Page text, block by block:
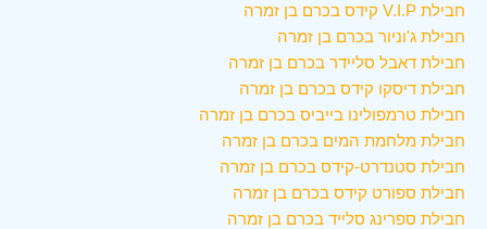
חבילת V.I.P קידס בכרם בן זמרה
חבילת ג'וניור בכרם בן זמרה
חבילת דאבל סליידר בכרם בן זמרה
חבילת דיסקו קידס בכרם בן זמרה
חבילת טרמפולינו בייביס בכרם בן זמרה
חבילת מלחמת המים בכרם בן זמרה
חבילת סטנדרט-קידס בכרם בן זמרה
חבילת ספורט קידס בכרם בן זמרה
חבילת ספרינג סלייד בכרם בן זמרה